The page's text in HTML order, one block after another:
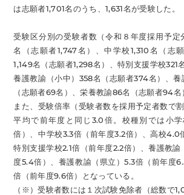
は志願者1,701名のうち、1,631名が受験した。
受験区分別の受験者数（令和８年度採用予定
名（志願者1,747名）、中学校1,310名（志
1,149名（志願者1,298名）、特別支援学校321
養護教諭（小中）358名（志願者374名）、
（志願者69名）、栄養教諭86名（志願者94名
また、受験倍率（受験者数を採用予定者数で
平均で前年度と同じ3.0倍。校種別では小
倍）、中学校3.3倍（前年度3.2倍）、高校4.0
特別支援学校2.1倍（前年度2.2倍）、養護教
度5.4倍）、養護教諭（県立）5.3倍（前年度
倍（前年度9.6倍）となっている。
（※）受験者数には１次試験免除者（総数で